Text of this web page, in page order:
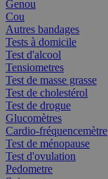
Genou
Cou
Autres bandages
Tests à domicile
Test d'alcool
Tensiometres
Test de masse grasse
Test de cholestérol
Test de drogue
Glucomètres
Cardio-fréquencemètre
Test de ménopause
Test d'ovulation
Pedometre